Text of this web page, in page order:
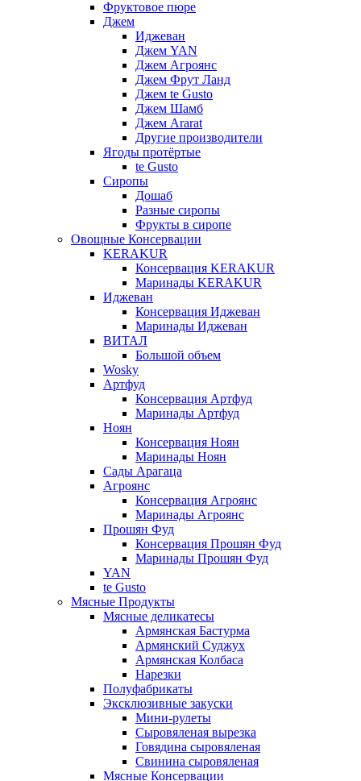
Фруктовое пюре
Джем
Иджеван
Джем YAN
Джем Агроянс
Джем Фрут Ланд
Джем te Gusto
Джем Шамб
Джем Ararat
Другие производители
Ягоды протёртые
te Gusto
Сиропы
Дошаб
Разные сиропы
Фрукты в сиропе
Овощные Консервации
KERAKUR
Консервация KERAKUR
Маринады KERAKUR
Иджеван
Консервация Иджеван
Маринады Иджеван
ВИТАЛ
Большой объем
Wosky
Артфуд
Консервация Артфуд
Маринады Артфуд
Ноян
Консервация Ноян
Маринады Ноян
Сады Арагаца
Агроянс
Консервация Агроянс
Маринады Агроянс
Прошян Фуд
Консервация Прошян Фуд
Маринады Прошян Фуд
YAN
te Gusto
Мясные Продукты
Мясные деликатесы
Армянская Бастурма
Армянский Суджух
Армянская Колбаса
Нарезки
Полуфабрикаты
Эксклюзивные закуски
Мини-рулеты
Сыровяленая вырезка
Говядина сыровяленая
Свинина сыровяленая
Мясные Консервации